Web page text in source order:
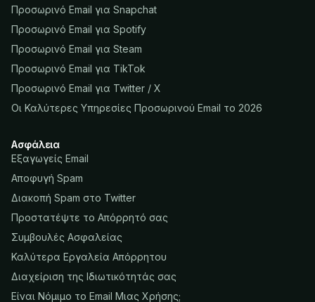
Προσωρινό Email για Snapchat
Προσωρινό Email για Spotify
Προσωρινό Email για Steam
Προσωρινό Email για TikTok
Προσωρινό Email για Twitter / X
Οι Καλύτερες Υπηρεσίες Προσωρινού Email το 2026
Ασφάλεια
Εξαγωγείς Email
Αποφυγή Spam
Διακοπή Spam στο Twitter
Προστατέψτε το Απόρρητό σας
Συμβουλές Ασφαλείας
Καλύτερα Εργαλεία Απόρρητου
Διαχείριση της Ιδιωτικότητάς σας
Είναι Νόμιμο το Email Μιας Χρήσης;